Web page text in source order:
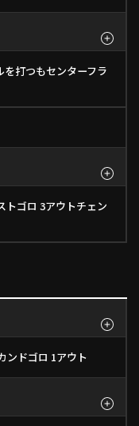
打つもセンターフラ
トゴロ 3アウトチェン
ンドゴロ 1アウト